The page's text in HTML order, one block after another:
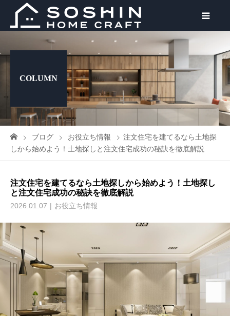
COLUMN
ブログ お役立ち情報
注文住宅を建てるなら土地探
しから始めよう！土地探しと注文住宅成功の秘訣を徹底解説
注文住宅を建てるなら土地探しから始めよう！土地探し
と注文住宅成功の秘訣を徹底解説
2026.01.07 お役立ち情報